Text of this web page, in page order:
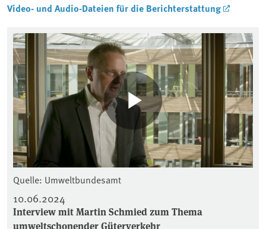
Video- und Audio-Dateien für die Berichterstattung
Quelle: Umweltbundesamt
10.06.2024
Interview mit Martin Schmied zum Thema
umweltschonender Güterverkehr